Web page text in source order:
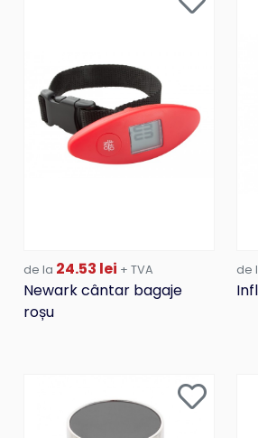
de la 24.53 lei + TVA
Newark cântar bagaje
roșu
de